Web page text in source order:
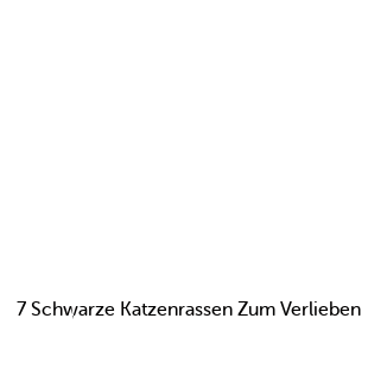
7 Schwarze Katzenrassen Zum Verlieben